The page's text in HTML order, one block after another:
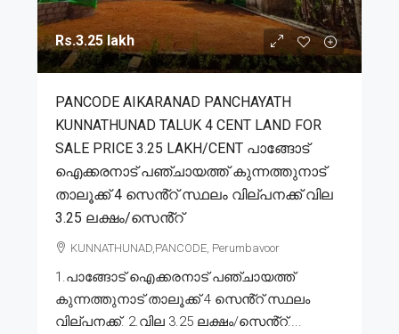
Rs.3.25 lakh
PANCODE AIKARANAD PANCHAYATH
KUNNATHUNAD TALUK 4 CENT LAND FOR
SALE PRICE 3.25 LAKH/CENT പാങ്ങോട്
ഐക്കരനാട് പഞ്ചായത്ത് കുന്നത്തുനാട്
താലൂക്ക് 4 സെൻ്റ് സ്ഥലം വില്പനക്ക് വില
3.25 ലക്ഷം/സെൻ്റ്
KUNNATHUNAD,PANCODE, Perumbavoor
1.പാങ്ങോട് ഐക്കരനാട് പഞ്ചായത്ത്
കുന്നത്തുനാട് താലൂക്ക് 4 സെൻ്റ് സ്ഥലം
വില്പനക്ക്. 2.വില 3.25 ലക്ഷം/സെൻ്റ്....